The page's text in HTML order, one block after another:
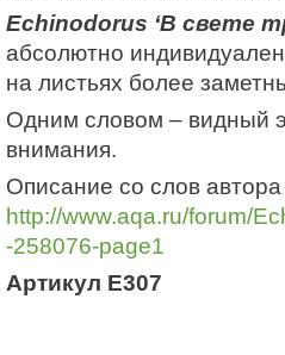
Echinodorus ‘В свете
абсолютно
на листьях более
Одним словом – видный
внимания.
Описание со слов
http://www.aqa.ru/forum/
-258076-page1
Артикул E307